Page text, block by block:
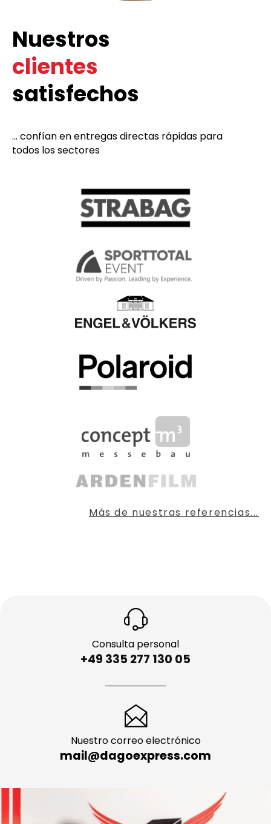
Nuestros
clientes
satisfechos
... confían en entregas directas rápidas para
todos los sectores
Más de nuestras referencias...
Consulta personal
+49 335 277 130 05
Nuestro correo electrónico
mail@dagoexpress.com